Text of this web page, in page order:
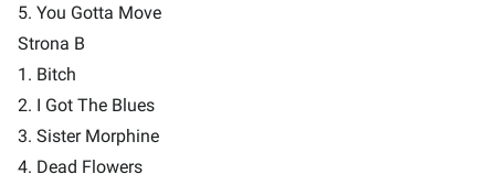
5. You Gotta Move
Strona B
1. Bitch
2. I Got The Blues
3. Sister Morphine
4. Dead Flowers